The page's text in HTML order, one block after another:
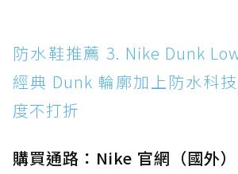
防水鞋推薦 3. Nike Dunk Low
經典 Dunk 輪廓加上防水科技
度不打折
購買通路：Nike 官網（國外）